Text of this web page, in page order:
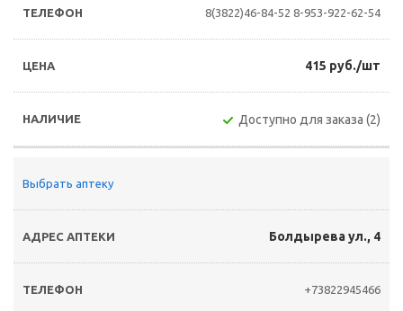
8(3822)46-84-52 8-953-922-62-54
415 руб./шт
Доступно для заказа (2)
Выбрать аптеку
Болдырева ул., 4
+73822945466